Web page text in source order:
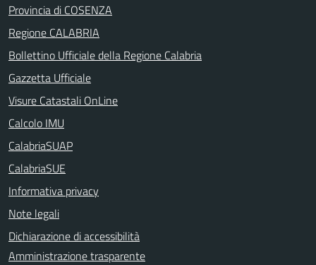
Provincia di COSENZA
Regione CALABRIA
Bollettino Ufficiale della Regione Calabria
Gazzetta Ufficiale
Visure Catastali OnLine
Calcolo IMU
CalabriaSUAP
CalabriaSUE
Informativa privacy
Note legali
Dichiarazione di accessibilità
Amministrazione trasparente